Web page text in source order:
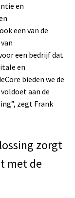
en
een van de
een bedrijf dat
en
bieden we de
aan de
zegt Frank
zorgt
met de